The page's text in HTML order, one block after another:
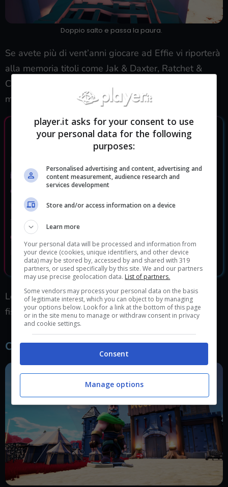
Doppio salto e passa la paura.
Se avete più di vent’anni giocare ad Effie vi riporterà
alla memoria titoli come Jak & Daxter, Ratchet &
Clank o anche la serie di Rayman. Non ne fanno
mistero gli stessi sviluppatori che hanno affermato:
incredibili giochi di azione e avventura
classici in 3D. Ci siamo ispirati a questi
riferimenti per rivivere quelle sensazioni e
farle diventare di nuovo realtà, ma con
grafica, controlli e gameplay rinnovati e
modernizzati!Inverge Studios
Lo stesso Galand sembra un Link invecchiato con il
fisico di Crash e lo scudo di Sir Daniel.
Considerazioni finali
player.it asks for your consent to use
your personal data for the following
purposes:
Personalised advertising and content, advertising and
content measurement, audience research and
services development
Store and/or access information on a device
Learn more
Your personal data will be processed and information from
your device (cookies, unique identifiers, and other device
data) may be stored by, accessed by and shared with 319
partners, or used specifically by this site. We and our partners
may use precise geolocation data. List of partners.
Some vendors may process your personal data on the basis
of legitimate interest, which you can object to by managing
your options below. Look for a link at the bottom of this page
or in the site menu to manage or withdraw consent in privacy
and cookie settings.
Consent
Manage options